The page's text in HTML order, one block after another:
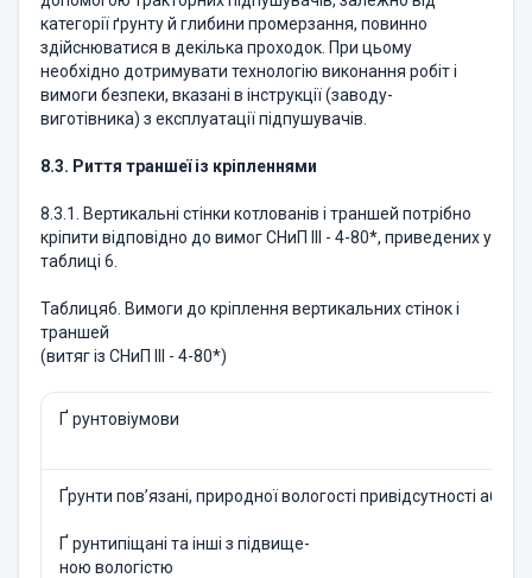
категорії ґрунту й глибини промерзання, повинно
здійснюватися в декілька проходок. При цьому
необхідно дотримувати технологію виконання робіт і
вимоги безпеки, вказані в інструкції (заводу-
виготівника) з експлуатації підпушувачів.
8.3. Риття траншеї із кріпленнями
8.3.1. Вертикальні стінки котлованів і траншей потрібно
кріпити відповідно до вимог СНиП ІІІ - 4-80*, приведених у
таблиці 6.
Таблиця6. Вимоги до кріплення вертикальних стінок і
траншей
(витяг із СНиП ІІІ - 4-80*)
Ґ рунтовіумови
Ґрунти пов’язані, природної вологості привідсутності
Ґ рунтипіщані та інші з підвище-
ною вологістю